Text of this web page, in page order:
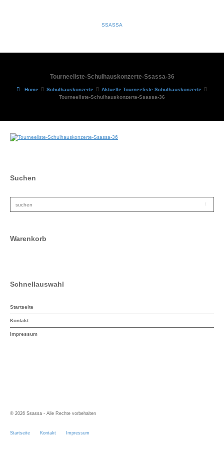
SSASSA
Tourneeliste-Schulhauskonzerte-Ssassa-36
Home Schulhauskonzerte
Aktuelle Tourneeliste Schulhauskonzerte
Tourneeliste-Schulhauskonzerte-Ssassa-36
Suchen
Warenkorb
Schnellauswahl
Startseite
Kontakt
Impressum
© 2026 Ssassa - Alle Rechte vorbehalten
Startseite Kontakt Impressum